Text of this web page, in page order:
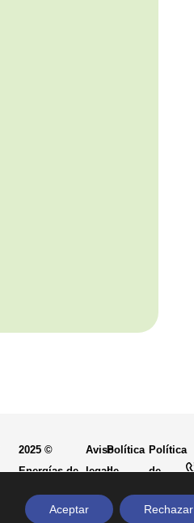
2025 ©
Energías de
S.L.
Aviso
legal
Política
de
Política
de
Aceptar Rechazar